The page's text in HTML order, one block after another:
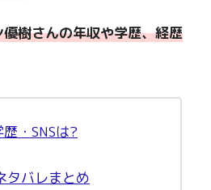
樹さんの年収や学歴、経歴
・SNSは?
タバレまとめ